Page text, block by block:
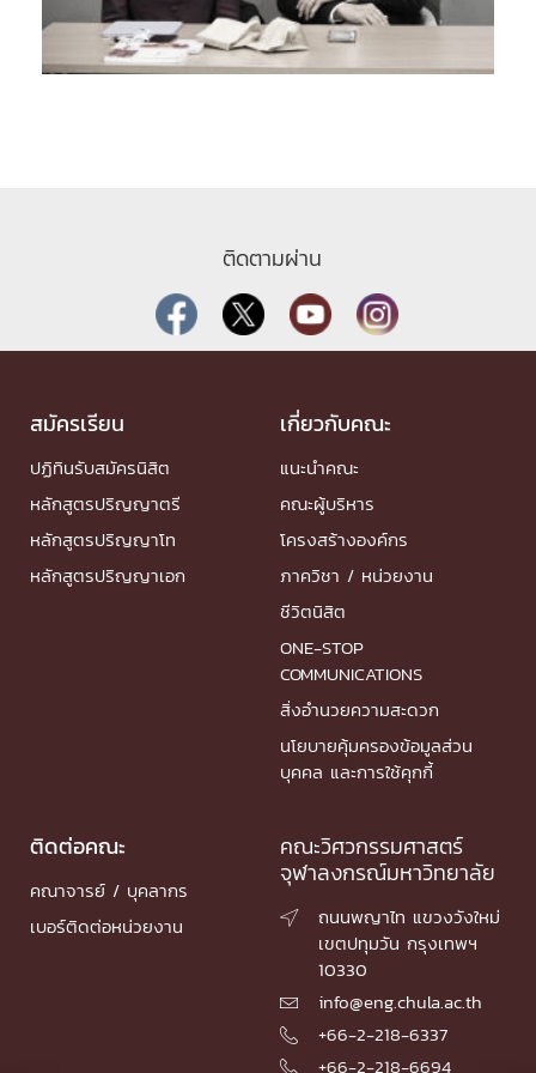
ติดตามผ่าน
สมัครเรียน
ปฏิทินรับสมัครนิสิต
หลักสูตรปริญญาตรี
หลักสูตรปริญญาโท
หลักสูตรปริญญาเอก
เกี่ยวกับคณะ
แนะนำคณะ
คณะผู้บริหาร
โครงสร้างองค์กร
ภาควิชา / หน่วยงาน
ชีวิตนิสิต
ONE-STOP
COMMUNICATIONS
สิ่งอำนวยความสะดวก
นโยบายคุ้มครองข้อมูลส่วน
บุคคล และการใช้คุกกี้
ติดต่อคณะ
คณาจารย์ / บุคลากร
เบอร์ติดต่อหน่วยงาน
คณะวิศวกรรมศาสตร์
จุฬาลงกรณ์มหาวิทยาลัย

ถนนพญาไท แขวงวังใหม่
เขตปทุมวัน กรุงเทพฯ
10330
 info@eng.chula.ac.th
 +66-2-218-6337
 +66-2-218-6694